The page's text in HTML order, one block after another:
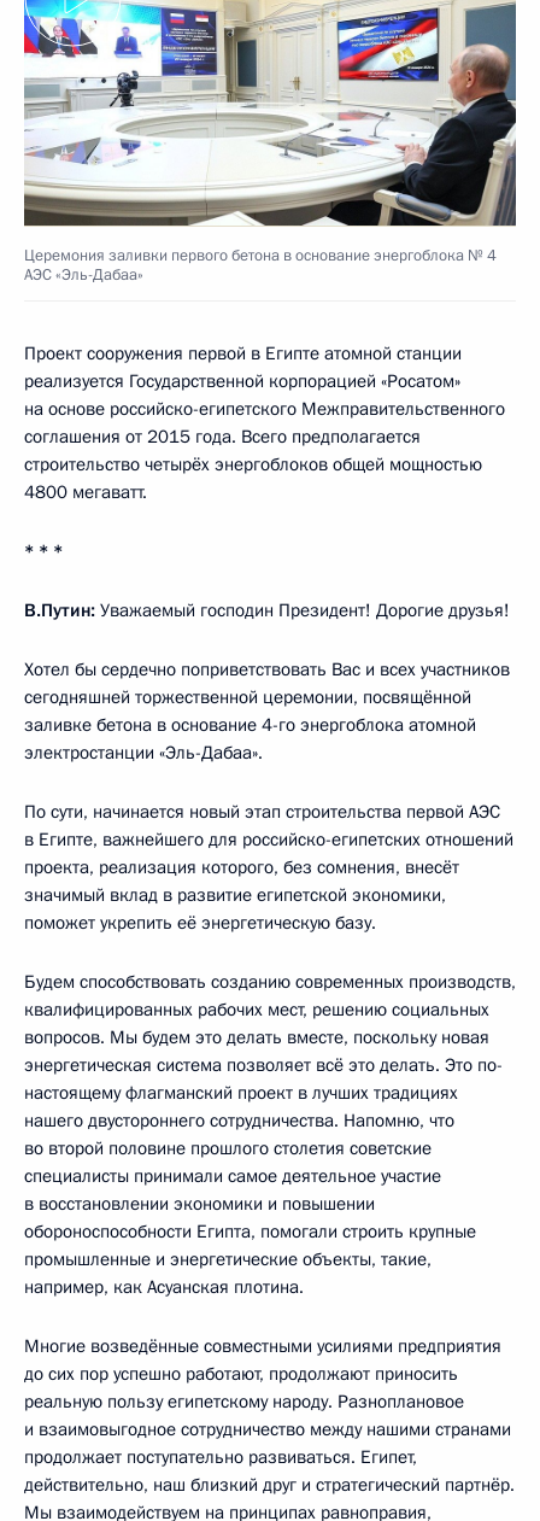
Церемония заливки первого бетона в основание энергоблока № 4
АЭС «Эль-Дабаа»
Проект сооружения первой в Египте атомной станции
реализуется Государственной корпорацией «Росатом»
на основе российско-египетского Межправительственного
соглашения от 2015 года. Всего предполагается
строительство четырёх энергоблоков общей мощностью
4800 мегаватт.
* * *
В.Путин: Уважаемый господин Президент! Дорогие друзья!
Хотел бы сердечно поприветствовать Вас и всех участников
сегодняшней торжественной церемонии, посвящённой
заливке бетона в основание 4-го энергоблока атомной
электростанции «Эль-Дабаа».
По сути, начинается новый этап строительства первой АЭС
в Египте, важнейшего для российско-египетских отношений
проекта, реализация которого, без сомнения, внесёт
значимый вклад в развитие египетской экономики,
поможет укрепить её энергетическую базу.
Будем способствовать созданию современных производств,
квалифицированных рабочих мест, решению социальных
вопросов. Мы будем это делать вместе, поскольку новая
энергетическая система позволяет всё это делать. Это по-
настоящему флагманский проект в лучших традициях
нашего двустороннего сотрудничества. Напомню, что
во второй половине прошлого столетия советские
специалисты принимали самое деятельное участие
в восстановлении экономики и повышении
обороноспособности Египта, помогали строить крупные
промышленные и энергетические объекты, такие,
например, как Асуанская плотина.
Многие возведённые совместными усилиями предприятия
до сих пор успешно работают, продолжают приносить
реальную пользу египетскому народу. Разноплановое
и взаимовыгодное сотрудничество между нашими странами
продолжает поступательно развиваться. Египет,
действительно, наш близкий друг и стратегический партнёр.
Мы взаимодействуем на принципах равноправия,